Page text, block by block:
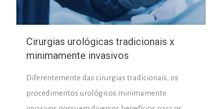
Cirurgias urológicas tradicionais x
minimamente invasivos
Diferentemente das cirurgias tradicionais, os
procedimentos urológicos minimamente